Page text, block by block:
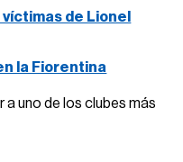
de Lionel
la Fiorentina
a uno de los clubes más